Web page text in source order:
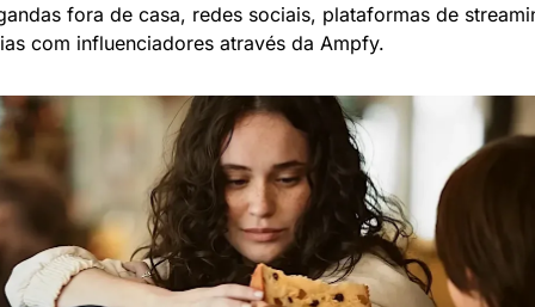
fora de casa, redes sociais, plataformas de
com influenciadores através da Ampfy.